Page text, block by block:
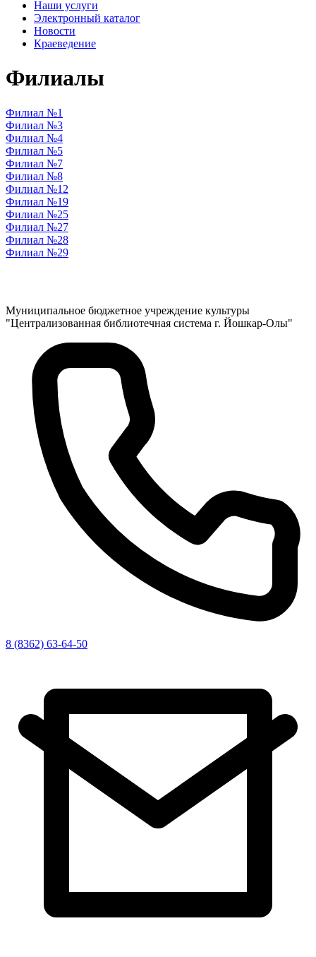
Наши услуги
Электронный каталог
Новости
Краеведение
Филиалы
Филиал №1
Филиал №3
Филиал №4
Филиал №5
Филиал №7
Филиал №8
Филиал №12
Филиал №19
Филиал №25
Филиал №27
Филиал №28
Филиал №29
Муниципальное бюджетное учреждение культуры
"Централизованная библиотечная система г. Йошкар-Олы"
8 (8362) 63-64-50